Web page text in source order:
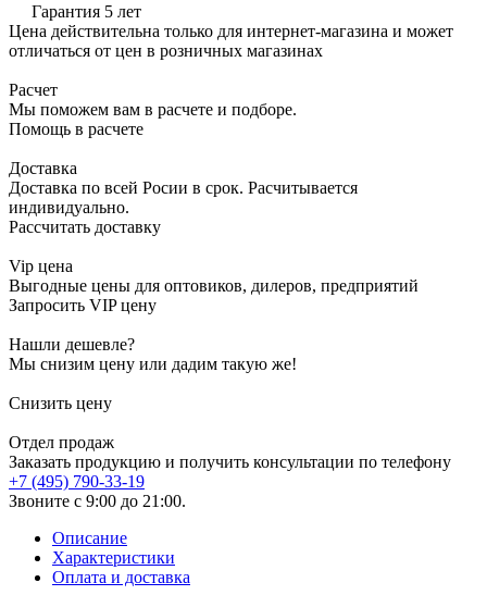
Гарантия 5 лет
Цена действительна только для интернет-магазина и может
отличаться от цен в розничных магазинах
Расчет
Мы поможем вам в расчете и подборе.
Помощь в расчете
Доставка
Доставка по всей Росии в срок. Расчитывается
индивидуально.
Рассчитать доставку
Vip цена
Выгодные цены для оптовиков, дилеров, предприятий
Запросить VIP цену
Нашли дешевле?
Мы снизим цену или дадим такую же!
Снизить цену
Отдел продаж
Заказать продукцию и получить консультации по телефону
+7 (495) 790-33-19
Звоните с 9:00 до 21:00.
Описание
Характеристики
Оплата и доставка